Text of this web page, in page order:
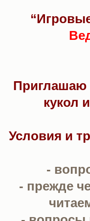
Приглашаю
кукол
Условия и
-
- прежде